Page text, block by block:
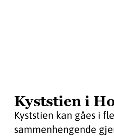
Kyststien i
Kyststien kan gåes i
sammenhengende